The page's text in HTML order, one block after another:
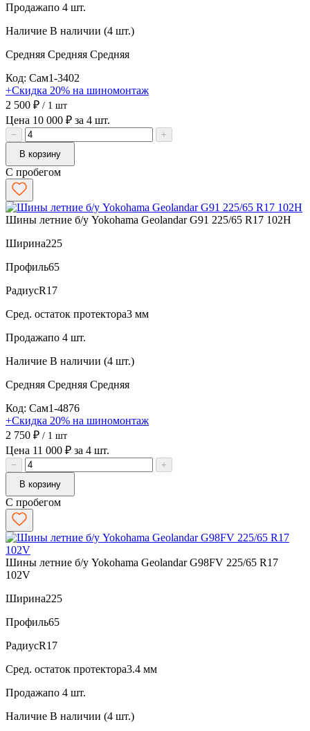
Продажапо 4 шт.
Наличие В наличии (4 шт.)
Средняя Средняя Средняя
Код: Сам1-3402
+Скидка 20% на шиномонтаж
2 500 ₽ / 1 шт
Цена 10 000 ₽ за 4 шт.
−
+
В корзину
С пробегом
Шины летние б/у Yokohama Geolandar G91 225/65 R17 102H
Ширина225
Профиль65
РадиусR17
Сред. остаток протектора3 мм
Продажапо 4 шт.
Наличие В наличии (4 шт.)
Средняя Средняя Средняя
Код: Сам1-4876
+Скидка 20% на шиномонтаж
2 750 ₽ / 1 шт
Цена 11 000 ₽ за 4 шт.
−
+
В корзину
С пробегом
Шины летние б/у Yokohama Geolandar G98FV 225/65 R17
102V
Ширина225
Профиль65
РадиусR17
Сред. остаток протектора3.4 мм
Продажапо 4 шт.
Наличие В наличии (4 шт.)